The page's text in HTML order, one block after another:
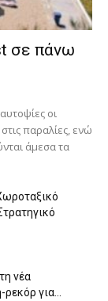
σε πάνω
οι
παραλίες, ενώ
άμεσα τα
νέα
για...